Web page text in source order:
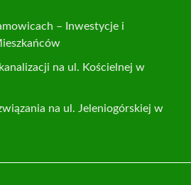
– Inwestycje i
na ul. Kościelnej w
na ul. Jeleniogórskiej w